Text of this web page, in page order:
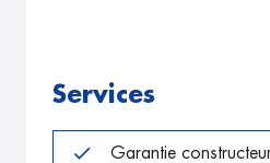
Services
Garantie